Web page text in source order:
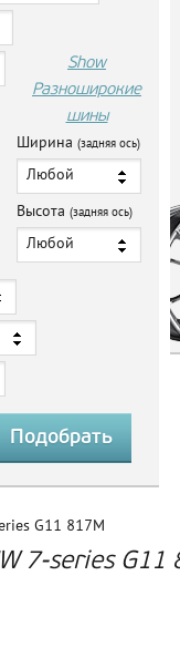
Show
Разноширокие
шины
Ширина (задняя ось)
Любой
Высота (задняя ось)
Любой
G11 817M
7-series G11